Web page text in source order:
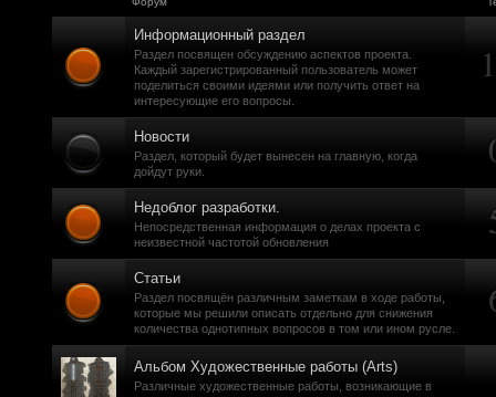
доделать свой
многообещающе.
олдфаги плакали
продолжали
CourierSix : Здравствуйте,
обсудим.
https://
Рыцарь Братства
Здравствуйте,
вам помочь? Буду
Как доберемся до
Информационный раздел
Раздел посвящен обсуждению аспектов проекта.
Каждый зарегистрированный пользователь может
поделиться своими идеями или получить ответ на
интересующие его вопросы.
Новости
Раздел, который будет вынесен на главную, когда
дойдут руки.
Недоблог разработки.
Непосредственная информация о делах проекта с
неизвестной частотой обновления
Статьи
Раздел посвящён различным заметкам в ходе работы,
которые мы решили описать отдельно для снижения
количества однотипных вопросов в том или ином русле.
Альбом Художественные работы (Arts)
Различные художественные работы, возникающие в